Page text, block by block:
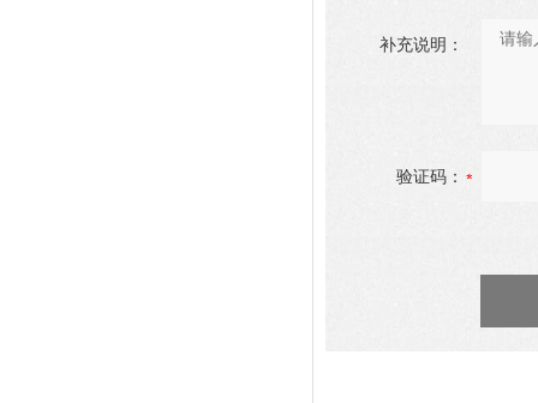
补充说明：
验证码：